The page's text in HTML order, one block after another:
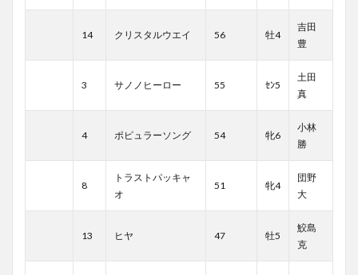
14 クリスタルウエイ 56 牡4
吉田
豊
3 サノノヒーロー 55 ｾﾝ5
土田
真
4 ポピュラーソング 54 牝6
小林
勝
8
トラストパッキャ
オ
51 牝4
団野
大
13 ヒヤ 47 牡5
鮫島
克